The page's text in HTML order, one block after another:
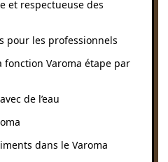
et respectueuse des
pour les professionnels
Varoma étape par
de l’eau
dans le Varoma